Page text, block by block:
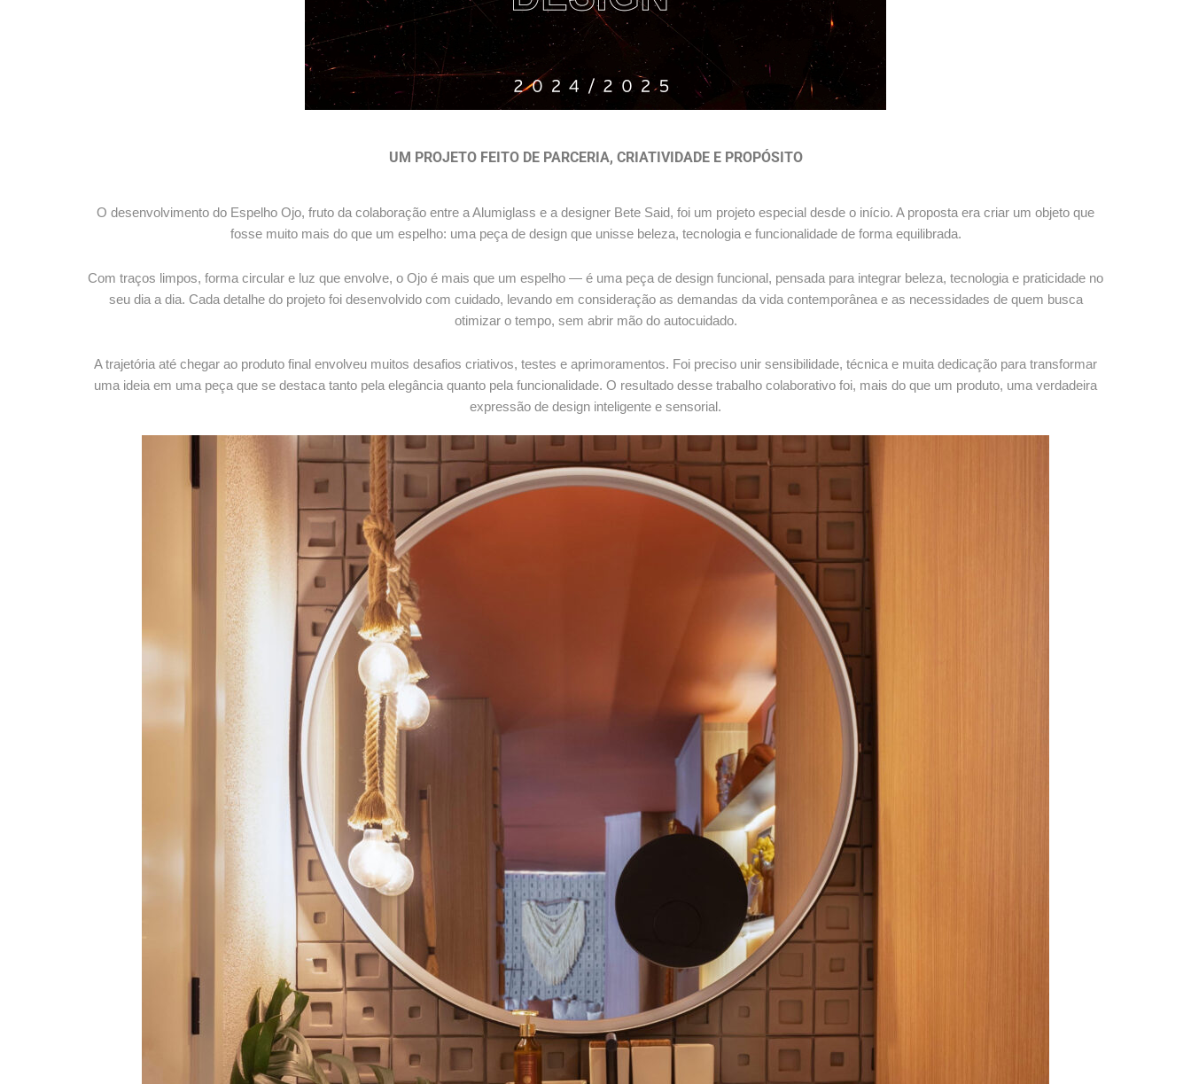
UM PROJETO FEITO DE PARCERIA, CRIATIVIDADE E PROPÓSITO
O desenvolvimento do Espelho Ojo, fruto da colaboração entre a Alumiglass e a designer Bete Said, foi um projeto especial desde o início. A proposta era criar um objeto que
fosse muito mais do que um espelho: uma peça de design que unisse beleza, tecnologia e funcionalidade de forma equilibrada.
Com traços limpos, forma circular e luz que envolve, o Ojo é mais que um espelho — é uma peça de design funcional, pensada para integrar beleza, tecnologia e praticidade no
seu dia a dia. Cada detalhe do projeto foi desenvolvido com cuidado, levando em consideração as demandas da vida contemporânea e as necessidades de quem busca
otimizar o tempo, sem abrir mão do autocuidado.
A trajetória até chegar ao produto final envolveu muitos desafios criativos, testes e aprimoramentos. Foi preciso unir sensibilidade, técnica e muita dedicação para transformar
uma ideia em uma peça que se destaca tanto pela elegância quanto pela funcionalidade. O resultado desse trabalho colaborativo foi, mais do que um produto, uma verdadeira
expressão de design inteligente e sensorial.